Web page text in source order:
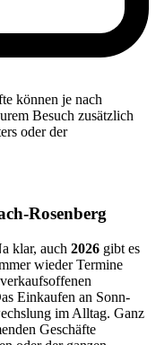
können je nach
Besuch zusätzlich
oder der
Rosenberg
klar, auch 2026 gibt es
wieder Termine
Einkaufen an Sonn-
im Alltag. Ganz
Geschäfte